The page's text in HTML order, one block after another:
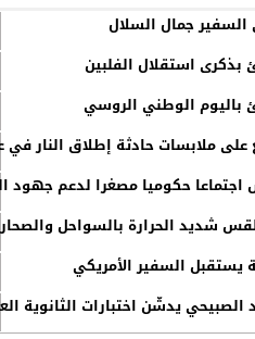
جمال السلال
استقلال الفلبين
الوطني الروسي
ملابسات حادثة إطلاق النار في
حكوميا مصغرا لدعم جهود
شديد الحرارة بالسواحل
يستقبل السفير الأمريكي
يدشّن اختبارات الثانوية